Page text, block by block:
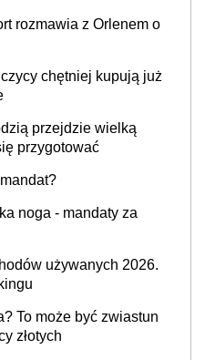
rozmawia z Orlenem o
chętniej kupują już
przejdzie wielką
przygotować
noga - mandaty za
używanych 2026.
To może być zwiastun
złotych